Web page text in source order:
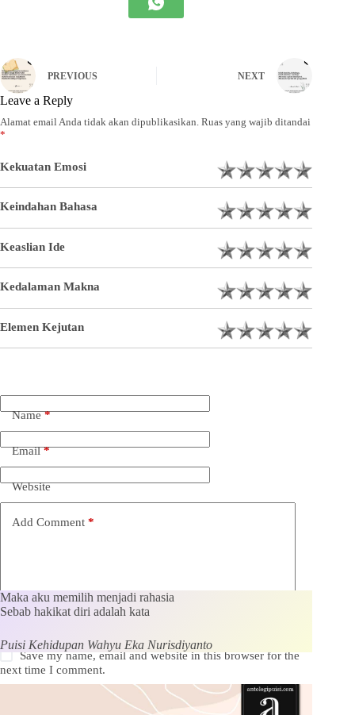
PREVIOUS NEXT
Leave a Reply
Alamat email Anda tidak akan dipublikasikan. Ruas yang wajib ditandai
*
Kekuatan Emosi
Keindahan Bahasa
Keaslian Ide
Kedalaman Makna
Elemen Kejutan
Name*
Email*
Website
Add Comment *
Save my name, email and website in this browser for the
next time I comment.
Maka aku memilih menjadi rahasia
Sebab hakikat diri adalah kata
Puisi Kehidupan Wahyu Eka Nurisdiyanto